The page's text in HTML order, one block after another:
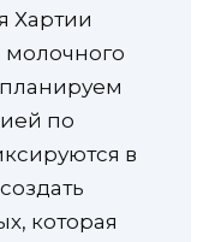
Хартии
молочного
по
в
которая